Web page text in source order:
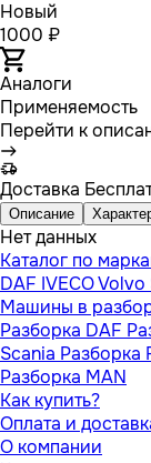
Новый
1000 ₽
Аналоги
Применяемость
Перейти к
Доставка
Описание
Нет данных
Каталог по
DAF IVECOVolvo
Машины в
Разборка DAF
Scania Разборка
Разборка MAN
Как купить?
Оплата и
О компании